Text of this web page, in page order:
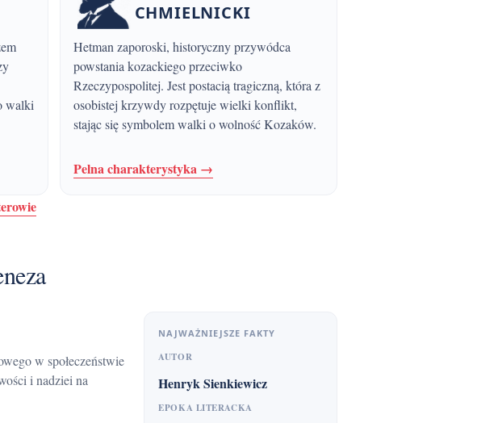
walki
CHMIELNICKI
Hetman zaporoski, historyczny przywódca
powstania kozackiego przeciwko
Rzeczypospolitej. Jest postacią tragiczną, która z
osobistej krzywdy rozpętuje wielki konflikt,
stając się symbolem walki o wolność Kozaków.
Pelna charakterystyka →
i nadziei na
NAJWAŻNIEJSZE FAKTY
AUTOR
Henryk Sienkiewicz
EPOKA LITERACKA